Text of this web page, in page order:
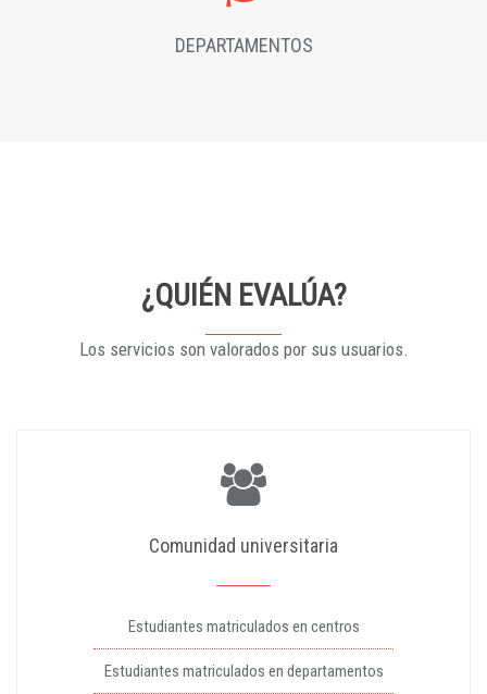
DEPARTAMENTOS
¿QUIÉN EVALÚA?
Los servicios son valorados por sus usuarios.
Comunidad universitaria
Estudiantes matriculados en centros
Estudiantes matriculados en departamentos